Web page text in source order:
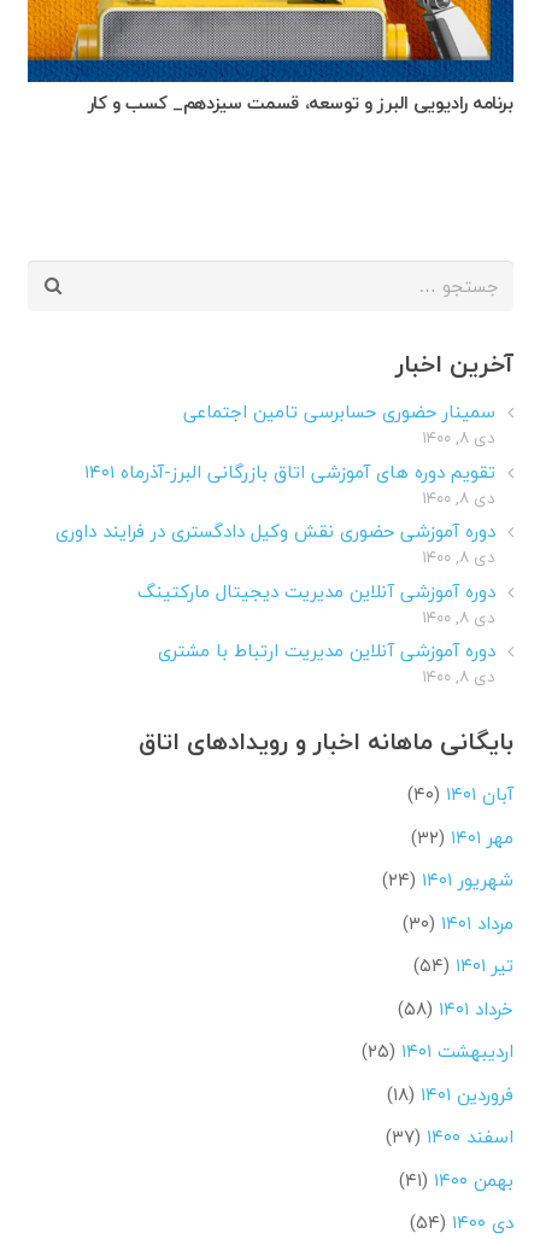
برنامه رادیویی البرز و توسعه، قسمت سیزدهم_ کسب و کار
جستجو
آخرین اخبار
سمینار حضوری حسابرسی تامین اجتماعی
دی ۸, ۱۴۰۰
تقویم دوره های آموزشی اتاق بازرگانی البرز-آذرماه ۱۴۰۱
دی ۸, ۱۴۰۰
دوره آموزشی حضوری نقش وکیل دادگستری در فرایند داوری
دی ۸, ۱۴۰۰
دوره آموزشی آنلاین مدیریت دیجیتال مارکتینگ
دی ۸, ۱۴۰۰
دوره آموزشی آنلاین مدیریت ارتباط با مشتری
دی ۸, ۱۴۰۰
بایگانی ماهانه اخبار و رویدادهای اتاق
آبان ۱۴۰۱
(۴۰)
مهر ۱۴۰۱
(۳۲)
شهریور ۱۴۰۱
(۲۴)
مرداد ۱۴۰۱
(۳۰)
تیر ۱۴۰۱
(۵۴)
خرداد ۱۴۰۱
(۵۸)
اردیبهشت ۱۴۰۱
(۲۵)
فروردین ۱۴۰۱
(۱۸)
اسفند ۱۴۰۰
(۳۷)
بهمن ۱۴۰۰
(۴۱)
دی ۱۴۰۰
(۵۴)